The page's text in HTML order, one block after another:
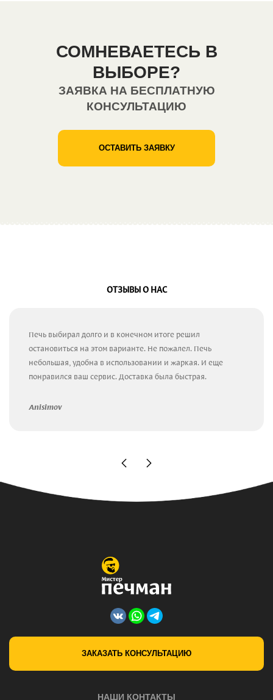
СОМНЕВАЕТЕСЬ В
ВЫБОРЕ?
ЗАЯВКА НА БЕСПЛАТНУЮ
КОНСУЛЬТАЦИЮ
ОСТАВИТЬ ЗАЯВКУ
ОТЗЫВЫ О НАС
Печь выбирал долго и в конечном итоге решил
остановиться на этом варианте. Не пожалел. Печь
небольшая, удобна в использовании и жаркая. И еще
понравился ваш сервис. Доставка была быстрая.
Anisimov
ЗАКАЗАТЬ КОНСУЛЬТАЦИЮ
НАШИ КОНТАКТЫ